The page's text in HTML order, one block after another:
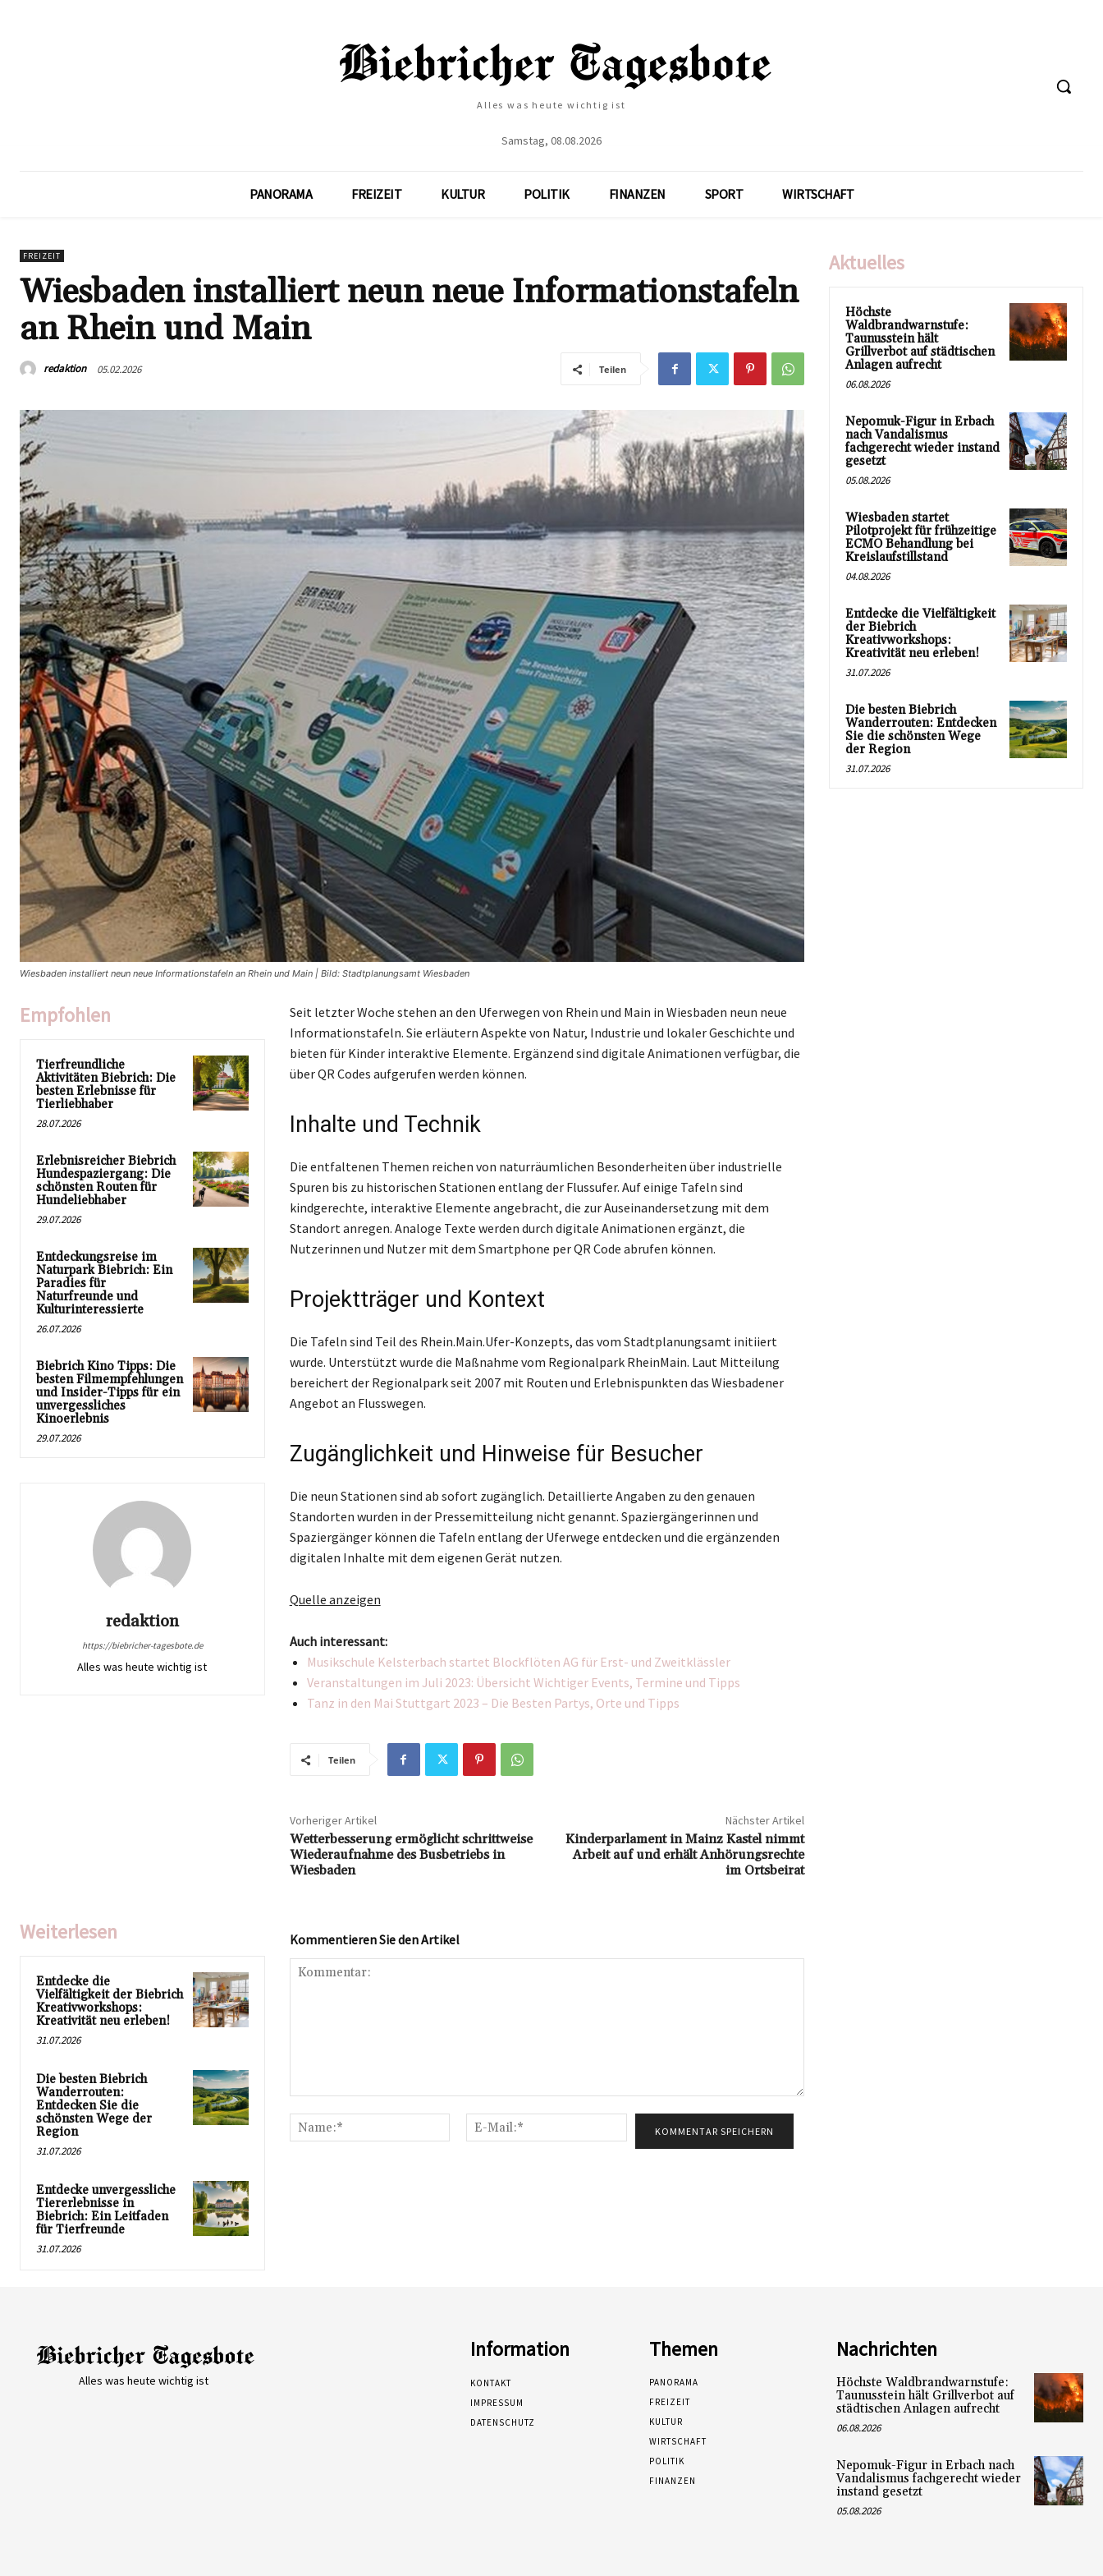
Alles was heute wichtig ist
Samstag, 08.08.2026
PANORAMA FREIZEIT KULTUR POLITIK FINANZEN SPORT WIRTSCHAFT
FREIZEIT
Wiesbaden installiert neun neue Informationstafeln
an Rhein und Main
redaktion 05.02.2026 Teilen
Wiesbaden installiert neun neue Informationstafeln an Rhein und Main | Bild: Stadtplanungsamt Wiesbaden
Empfohlen
Tierfreundliche
Aktivitäten Biebrich: Die
besten Erlebnisse für
Tierliebhaber
28.07.2026
Erlebnisreicher Biebrich
Hundespaziergang: Die
schönsten Routen für
Hundeliebhaber
29.07.2026
Entdeckungsreise im
Naturpark Biebrich: Ein
Paradies für
Naturfreunde und
Kulturinteressierte
26.07.2026
Biebrich Kino Tipps: Die
besten Filmempfehlungen
und Insider-Tipps für ein
unvergessliches
Kinoerlebnis
29.07.2026
redaktion
https://biebricher-tagesbote.de
Alles was heute wichtig ist
Seit letzter Woche stehen an den Uferwegen von Rhein und Main in Wiesbaden neun neue
Informationstafeln. Sie erläutern Aspekte von Natur, Industrie und lokaler Geschichte und
bieten für Kinder interaktive Elemente. Ergänzend sind digitale Animationen verfügbar, die
über QR Codes aufgerufen werden können.
Inhalte und Technik
Die entfaltenen Themen reichen von naturräumlichen Besonderheiten über industrielle
Spuren bis zu historischen Stationen entlang der Flussufer. Auf einige Tafeln sind
kindgerechte, interaktive Elemente angebracht, die zur Auseinandersetzung mit dem
Standort anregen. Analoge Texte werden durch digitale Animationen ergänzt, die
Nutzerinnen und Nutzer mit dem Smartphone per QR Code abrufen können.
Projektträger und Kontext
Die Tafeln sind Teil des Rhein.Main.Ufer-Konzepts, das vom Stadtplanungsamt initiiert
wurde. Unterstützt wurde die Maßnahme vom Regionalpark RheinMain. Laut Mitteilung
bereichert der Regionalpark seit 2007 mit Routen und Erlebnispunkten das Wiesbadener
Angebot an Flusswegen.
Zugänglichkeit und Hinweise für Besucher
Die neun Stationen sind ab sofort zugänglich. Detaillierte Angaben zu den genauen
Standorten wurden in der Pressemitteilung nicht genannt. Spaziergängerinnen und
Spaziergänger können die Tafeln entlang der Uferwege entdecken und die ergänzenden
digitalen Inhalte mit dem eigenen Gerät nutzen.
Quelle anzeigen
Auch interessant:
Musikschule Kelsterbach startet Blockflöten AG für Erst- und Zweitklässler
Veranstaltungen im Juli 2023: Übersicht Wichtiger Events, Termine und Tipps
Tanz in den Mai Stuttgart 2023 – Die Besten Partys, Orte und Tipps
Teilen
Vorheriger Artikel
Wetterbesserung ermöglicht schrittweise
Wiederaufnahme des Busbetriebs in
Wiesbaden
Nächster Artikel
Kinderparlament in Mainz Kastel nimmt
Arbeit auf und erhält Anhörungsrechte
im Ortsbeirat
Weiterlesen
Entdecke die
Vielfältigkeit der Biebrich
Kreativworkshops:
Kreativität neu erleben!
31.07.2026
Die besten Biebrich
Wanderrouten:
Entdecken Sie die
schönsten Wege der
Region
31.07.2026
Entdecke unvergessliche
Tiererlebnisse in
Biebrich: Ein Leitfaden
für Tierfreunde
31.07.2026
Kommentieren Sie den Artikel
Name:*
Mail:*
Aktuelles
Höchste
Waldbrandwarnstufe:
Taunusstein hält
Grillverbot auf städtischen
Anlagen aufrecht
06.08.2026
Nepomuk-Figur in Erbach
nach Vandalismus
fachgerecht wieder instand
gesetzt
05.08.2026
Wiesbaden startet
Pilotprojekt für frühzeitige
ECMO Behandlung bei
Kreislaufstillstand
04.08.2026
Entdecke die Vielfältigkeit
der Biebrich
Kreativworkshops:
Kreativität neu erleben!
31.07.2026
Die besten Biebrich
Wanderrouten: Entdecken
Sie die schönsten Wege
der Region
31.07.2026
Alles was heute wichtig ist
Information
KONTAKT
IMPRESSUM
DATENSCHUTZ
Themen
PANORAMA
FREIZEIT
KULTUR
WIRTSCHAFT
POLITIK
FINANZEN
Nachrichten
Höchste Waldbrandwarnstufe:
Taunusstein hält Grillverbot auf
städtischen Anlagen aufrecht
06.08.2026
Nepomuk-Figur in Erbach nach
Vandalismus fachgerecht wieder
instand gesetzt
05.08.2026